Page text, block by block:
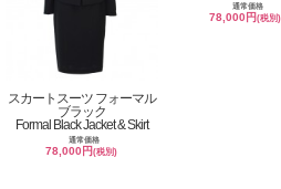
スカートスーツ フォーマル
ブラック
Formal Black Jacket & Skirt
通常価格
78,000円(税別)
通常価格
78,000円(税別)